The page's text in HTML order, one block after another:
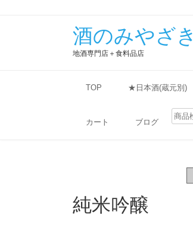
酒のみやざき
地酒専門店＋食料品店
TOP ★日本酒(蔵元別)
カート ブログ
検
索
純米吟醸